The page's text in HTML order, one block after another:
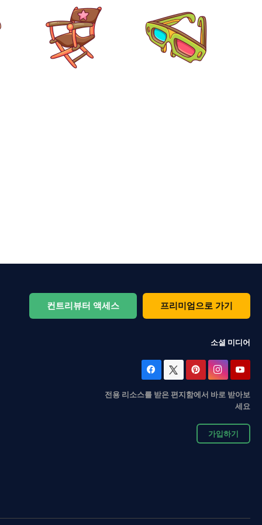
컨트리뷰터 액세스 프리미엄으로 가기
소셜 미디어
전용 리소스를 받은 편지함에서 바로 받아보
세요
가입하기